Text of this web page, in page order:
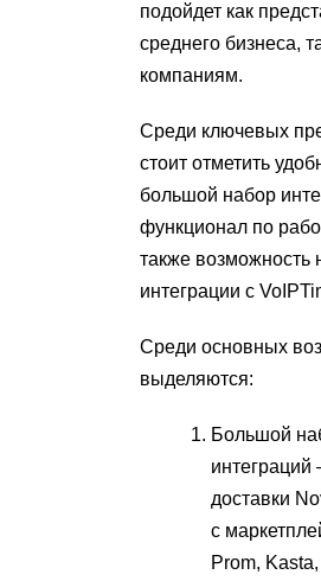
подойдет как
среднего бизнеса,
компаниям.
Среди ключевых
стоит отметить
большой набор
функционал по
также возможность
интеграции с
Среди основных
выделяются:
Большой
интеграций
доставки
с
Prom,